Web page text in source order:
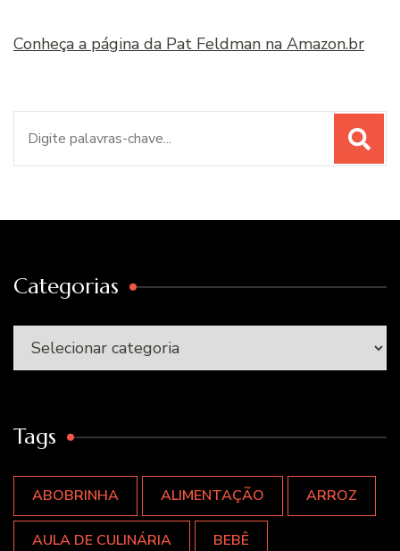
Conheça a página da Pat Feldman na Amazon.br
Categorias
Categorias
Tags
ABOBRINHA ALIMENTAÇÃO ARROZ
AULA DE CULINÁRIA BEBÊ